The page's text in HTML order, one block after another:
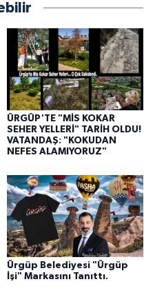
ÜRGÜP'TE "MİS KOKAR
SEHER YELLERİ" TARİH OLDU!
VATANDAŞ: "KOKUDAN
NEFES ALAMIYORUZ"
Ürgüp Belediyesi "Ürgüp
İşi" Markasını Tanıttı.